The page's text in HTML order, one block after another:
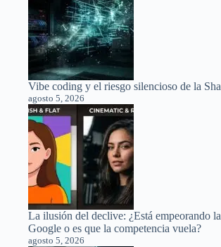
Vibe coding y el riesgo silencioso de la
agosto 5, 2026
La ilusión del declive: ¿Está empeorando
Google o es que la competencia vuela?
agosto 5, 2026